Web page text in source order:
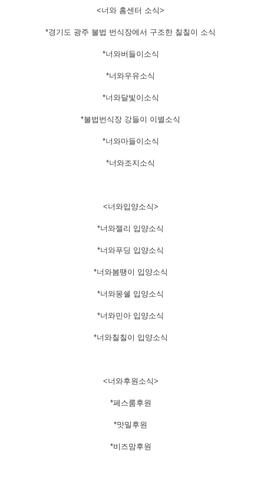
​<너와 홈센터 소식>
*경기도 광주 불법 번식장에서 구조한 칠칠이 소식
*너와버들이소식
*너와우유소식
*너와달빛이소식
*불법번식장 강들이 이별소식
*너와마들이소식
*너와조지소식
​<너와입양소식>
*너와젤리 입양소식
*너와푸딩 입양소식
*너와봄땡이 입양소식
*너와몽쉘 입양소식
*너와민아 입양소식
*너와칠칠이 입양소식
<너와후원소식>
*페스룸후원
*맛밀후원
*비즈맘후원